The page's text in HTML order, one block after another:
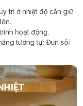
trì ở nhiệt độ cần giữ
hoạt động.
tương tự: Đun sôi